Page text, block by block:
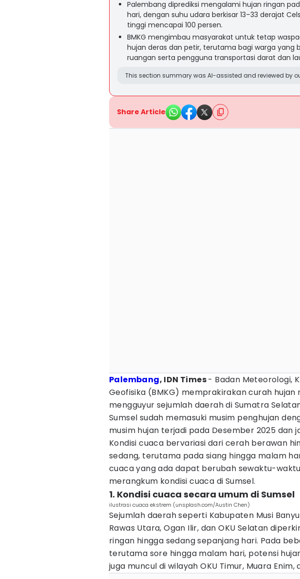
Palembang diprediksi mengalami hujan ringan
hari, dengan suhu udara berkisar 13–33 derajat
tinggi mencapai 100 persen.
BMKG mengimbau masyarakat untuk tetap
hujan deras dan petir, terutama bagi warga yang
ruangan serta pengguna transportasi darat dan
This section summary was AI-assisted and reviewed by
Share Article
Palembang, IDN Times- Badan Meteorologi,
Geofisika (BMKG) memprakirakan curah hujan
mengguyur sejumlah daerah di Sumatra
Sumsel sudah memasuki musim penghujan
musim hujan terjadi pada Desember 2025 dan
Kondisi cuaca bervariasi dari cerah berawan
sedang, terutama pada siang hingga malam
cuaca yang ada dapat berubah sewaktu-
merangkum kondisi cuaca di Sumsel.
1. Kondisi cuaca secara umum di Sumsel
ilustrasi cuaca ekstrem (unsplash.com/Austin Chen)
Sejumlah daerah seperti Kabupaten Musi
Rawas Utara, Ogan Ilir, dan OKU Selatan
ringan hingga sedang sepanjang hari. Pada
terutama sore hingga malam hari, potensi
juga muncul di wilayah OKU Timur, Muara Enim,